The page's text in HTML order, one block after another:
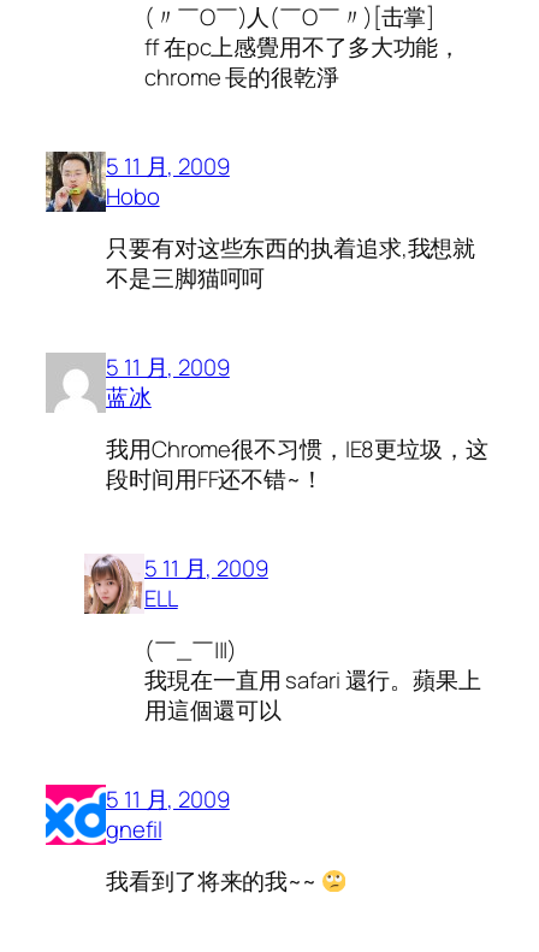
(〃￣O￣)人(￣O￣〃)[击掌]
ff 在pc上感覺用不了多大功能，
chrome 長的很乾淨
5 11 月, 2009
Hobo
只要有对这些东西的执着追求,我想就
不是三脚猫呵呵
5 11 月, 2009
蓝冰
我用Chrome很不习惯，IE8更垃圾，这
段时间用FF还不错~！
5 11 月, 2009
ELL
(￣_￣|||)
我現在一直用 safari 還行。蘋果上
用這個還可以
5 11 月, 2009
gnefil
我看到了将来的我~~